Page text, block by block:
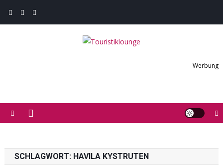
Werbung
SCHLAGWORT: HAVILA KYSTRUTEN